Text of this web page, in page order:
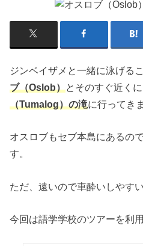
ジンベイザメと一緒に泳げる
ブ（Oslob）とそのすぐ近く
（Tumalog）の滝に行ってき
オスロブもセブ本島にあるの
す。
ただ、遠いので車酔いしやす
今回は語学学校のツアーを利